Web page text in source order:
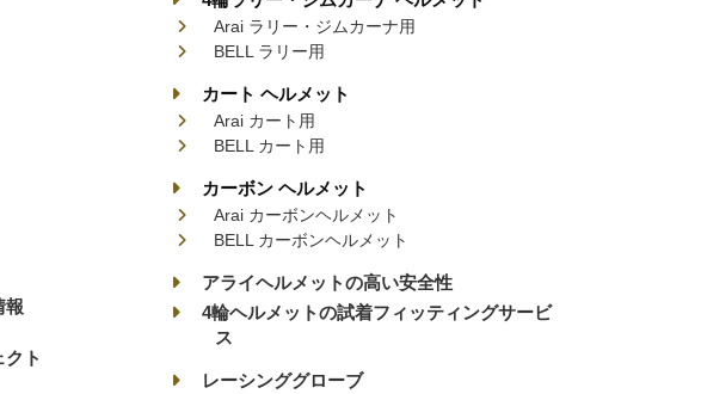
報
ト
Arai ラリー・ジムカーナ用
BELL ラリー用
カート ヘルメット
Arai カート用
BELL カート用
カーボン ヘルメット
Arai カーボンヘルメット
BELL カーボンヘルメット
アライヘルメットの高い安全性
4輪ヘルメットの試着フィッティングサービ
ス
レーシンググローブ